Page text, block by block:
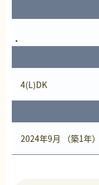
4(L)DK
2024年9月 （築1年）